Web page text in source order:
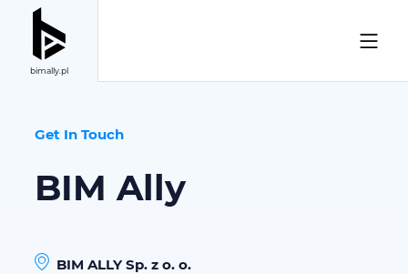
bimally.pl
Get In Touch
BIM Ally
BIM ALLY Sp. z o. o.